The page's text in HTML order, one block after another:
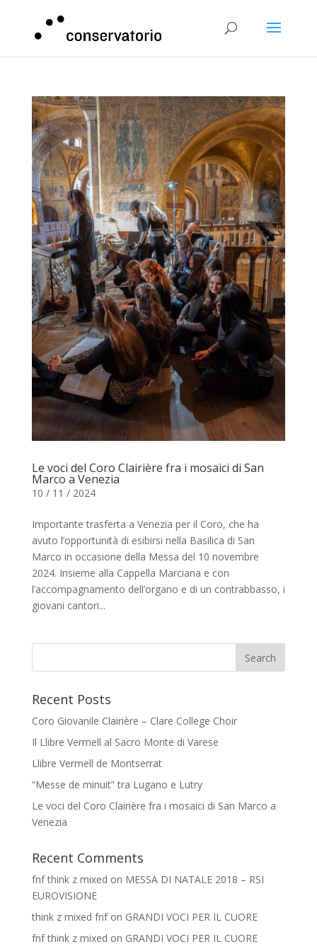
Le voci del Coro Clairière fra i mosaici di San
Marco a Venezia
10 / 11 / 2024
Importante trasferta a Venezia per il Coro, che ha
avuto l’opportunità di esibirsi nella Basilica di San
Marco in occasione della Messa del 10 novembre
2024. Insieme alla Cappella Marciana e con
l’accompagnamento dell’organo e di un contrabbasso, i
giovani cantori...
Recent Posts
Coro Giovanile Clairière – Clare College Choir
Il Llibre Vermell al Sacro Monte di Varese
Llibre Vermell de Montserrat
“Messe de minuit” tra Lugano e Lutry
Le voci del Coro Clairière fra i mosaici di San Marco a
Venezia
Recent Comments
fnf think z mixed on MESSA DI NATALE 2018 – RSI
EUROVISIONE
think z mixed fnfon GRANDI VOCI PER IL CUORE
fnf think z mixed on GRANDI VOCI PER IL CUORE